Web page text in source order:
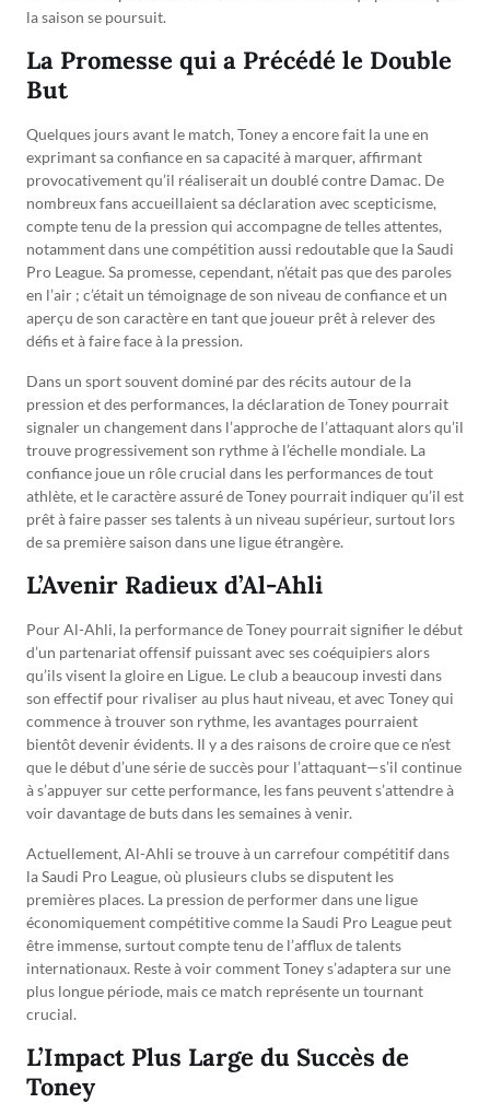
la saison se poursuit.
La Promesse qui a Précédé le Double
But
Quelques jours avant le match, Toney a encore fait la une en
exprimant sa confiance en sa capacité à marquer, affirmant
provocativement qu’il réaliserait un doublé contre Damac. De
nombreux fans accueillaient sa déclaration avec scepticisme,
compte tenu de la pression qui accompagne de telles attentes,
notamment dans une compétition aussi redoutable que la Saudi
Pro League. Sa promesse, cependant, n’était pas que des paroles
en l’air ; c’était un témoignage de son niveau de confiance et un
aperçu de son caractère en tant que joueur prêt à relever des
défis et à faire face à la pression.
Dans un sport souvent dominé par des récits autour de la
pression et des performances, la déclaration de Toney pourrait
signaler un changement dans l’approche de l’attaquant alors qu’il
trouve progressivement son rythme à l’échelle mondiale. La
confiance joue un rôle crucial dans les performances de tout
athlète, et le caractère assuré de Toney pourrait indiquer qu’il est
prêt à faire passer ses talents à un niveau supérieur, surtout lors
de sa première saison dans une ligue étrangère.
L’Avenir Radieux d’Al-Ahli
Pour Al-Ahli, la performance de Toney pourrait signifier le début
d’un partenariat offensif puissant avec ses coéquipiers alors
qu’ils visent la gloire en Ligue. Le club a beaucoup investi dans
son effectif pour rivaliser au plus haut niveau, et avec Toney qui
commence à trouver son rythme, les avantages pourraient
bientôt devenir évidents. Il y a des raisons de croire que ce n’est
que le début d’une série de succès pour l’attaquant—s’il continue
à s’appuyer sur cette performance, les fans peuvent s’attendre à
voir davantage de buts dans les semaines à venir.
Actuellement, Al-Ahli se trouve à un carrefour compétitif dans
la Saudi Pro League, où plusieurs clubs se disputent les
premières places. La pression de performer dans une ligue
économiquement compétitive comme la Saudi Pro League peut
être immense, surtout compte tenu de l’afflux de talents
internationaux. Reste à voir comment Toney s’adaptera sur une
plus longue période, mais ce match représente un tournant
crucial.
L’Impact Plus Large du Succès de
Toney